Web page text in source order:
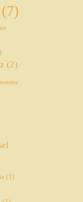
(7)
(2)
(1)